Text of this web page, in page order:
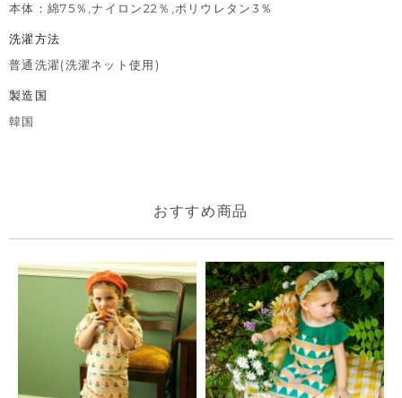
本体：綿75％,ナイロン22％,ポリウレタン3％
洗濯方法
普通洗濯(洗濯ネット使用)
製造国
韓国
おすすめ商品